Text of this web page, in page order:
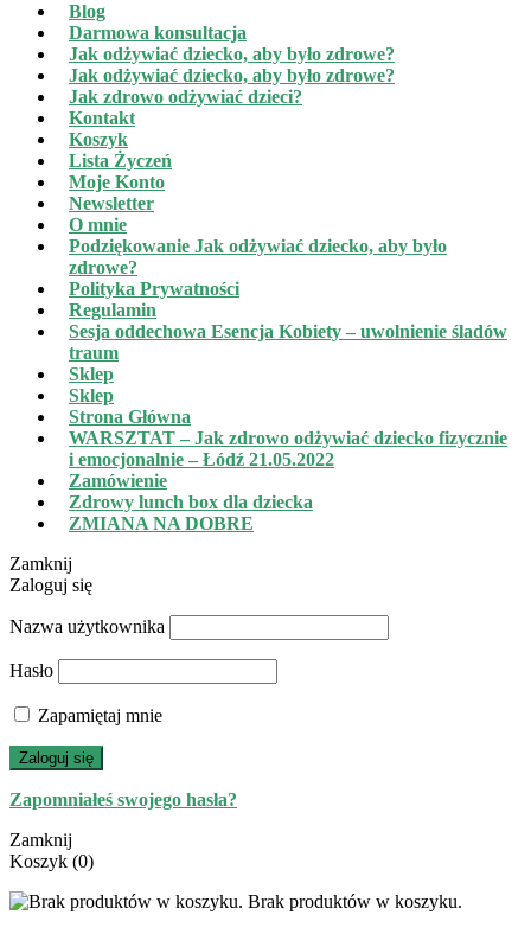
Blog
Darmowa konsultacja
Jak odżywiać dziecko, aby było zdrowe?
Jak odżywiać dziecko, aby było zdrowe?
Jak zdrowo odżywiać dzieci?
Kontakt
Koszyk
Lista Życzeń
Moje Konto
Newsletter
O mnie
Podziękowanie Jak odżywiać dziecko, aby było
zdrowe?
Polityka Prywatności
Regulamin
Sesja oddechowa Esencja Kobiety – uwolnienie śladów
traum
Sklep
Sklep
Strona Główna
WARSZTAT – Jak zdrowo odżywiać dziecko fizycznie
i emocjonalnie – Łódź 21.05.2022
Zamówienie
Zdrowy lunch box dla dziecka
ZMIANA NA DOBRE
Zamknij
Zaloguj się
Nazwa użytkownika
Hasło
Zapamiętaj mnie
Zaloguj się
Zapomniałeś swojego hasła?
Zamknij
Koszyk (0)
Brak produktów w koszyku.